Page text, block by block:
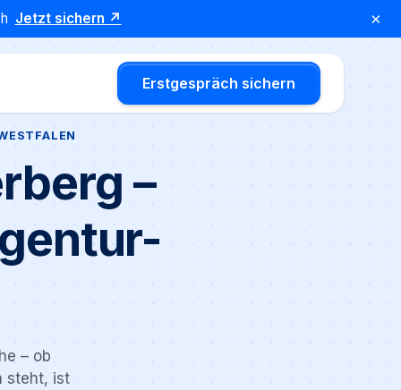
Jetzt sichern ↗ ×
Erstgespräch sichern
–
– ob
steht, ist